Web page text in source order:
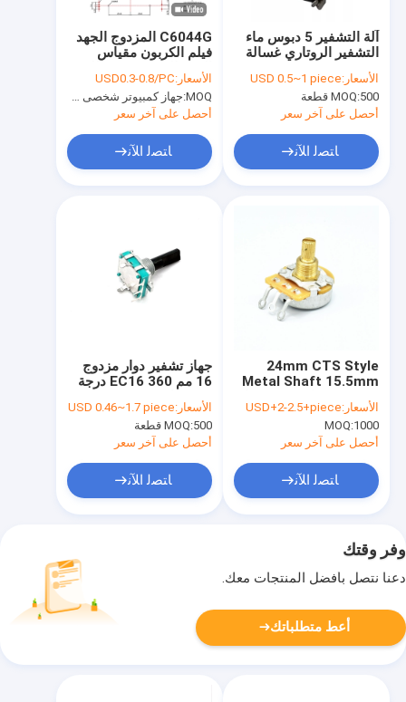
C6044G المزدوج الجهد
فيلم الكربون مقياس
متر السفر 5K 10K
مقياس جهد ستيريو خطي
الأسعار:USD0.3-0.8/PC
MOQ: جهاز كمبيوتر شخصى 1000
أحصل على آخر سعر
ﺎﺘﺼﻟ ﺍﻶﻧ
آلة التشفير 5 دبوس ماء
التشفير الروتاري غسالة
الأسعار:USD 0.5~1 piece
MOQ:500 قطعة
أحصل على آخر سعر
ﺎﺘﺼﻟ ﺍﻶﻧ
جهاز تشفير دوار مزدوج
16 مم EC16 360 درجة
مع مفتاح LED
الأسعار:USD 0.46~1.7 piece
MOQ:500 قطعة
أحصل على آخر سعر
ﺎﺘﺼﻟ ﺍﻶﻧ
24mm CTS Style
Metal Shaft 15.5mm
دوار
الأسعار:USD+2-2.5+piece
MOQ:1000
أحصل على آخر سعر
ﺎﺘﺼﻟ ﺍﻶﻧ
وفر وقتك
دعنا نتصل بأفضل المنتجات معك.
أعط متطلباتك